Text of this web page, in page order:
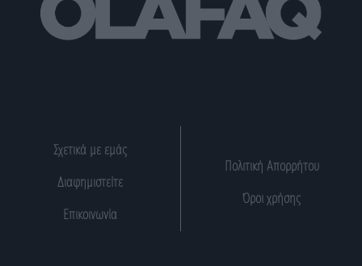
Σχετικά με εμάς
Διαφημιστείτε
Επικοινωνία
Πολιτική Απορρήτου
Όροι χρήσης